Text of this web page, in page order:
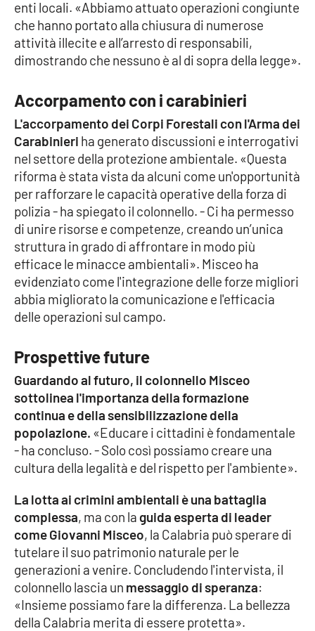
EDIZIONI
LOCALI
Crotone
Vibo Valentia
Reggio Calabria
Cosenza
Lamezia Terme
PROGETTI
SPECIALI
Buona Sanità Calabria
LA
CALABRIAVISIONE
Destinazioni
Eventi
Food
Storie
LAC
NETWORK
enti locali. «Abbiamo attuato operazioni congiunte
che hanno portato alla chiusura di numerose
attività illecite e all’arresto di responsabili,
dimostrando che nessuno è al di sopra della legge».
Accorpamento con i carabinieri
L'accorpamento dei Corpi Forestali con l'Arma dei
Carabinieri ha generato discussioni e interrogativi
nel settore della protezione ambientale. «Questa
riforma è stata vista da alcuni come un'opportunità
per rafforzare le capacità operative della forza di
polizia - ha spiegato il colonnello. - Ci ha permesso
di unire risorse e competenze, creando un’unica
struttura in grado di affrontare in modo più
efficace le minacce ambientali». Misceo ha
evidenziato come l'integrazione delle forze migliori
abbia migliorato la comunicazione e l'efficacia
delle operazioni sul campo.
Prospettive future
Guardando al futuro, il colonnello Misceo
sottolinea l'importanza della formazione
continua e della sensibilizzazione della
popolazione. «Educare i cittadini è fondamentale
- ha concluso. - Solo così possiamo creare una
cultura della legalità e del rispetto per l'ambiente».
La lotta ai crimini ambientali è una battaglia
complessa, ma con la guida esperta di leader
come Giovanni Misceo, la Calabria può sperare di
tutelare il suo patrimonio naturale per le
generazioni a venire. Concludendo l'intervista, il
colonnello lascia un messaggio di speranza:
«Insieme possiamo fare la differenza. La bellezza
della Calabria merita di essere protetta».